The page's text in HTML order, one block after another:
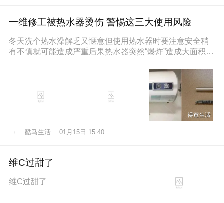
一维修工被热水器烫伤 警惕这三大使用风险
冬天洗个热水澡解乏又惬意但使用热水器时要注意安全稍
有不慎就可能造成严重后果热水器突然“爆炸”造成大面积烫
酷马生活 01月15日 15:40
维C过甜了
维C过甜了